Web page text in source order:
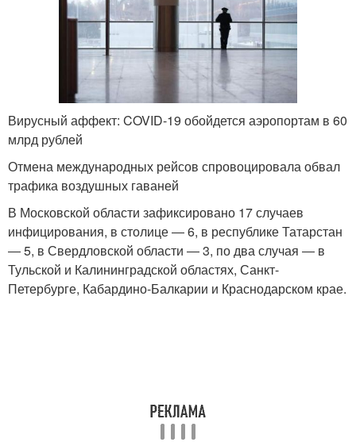
Лекарство от
коронавируса
Лекарства от
коронавируса
Лекарство против
коронавируса
Коронавирус на
Китайский коронавирус Коронавирус в мире
Случаи в россии Коронавирус в испании
Вирусный аффект: COVID-19 обойдется аэропортам в 60
млрд рублей
Отмена международных рейсов спровоцировала обвал
трафика воздушных гаваней
В Московской области зафиксировано 17 случаев
инфицирования, в столице ― 6, в республике Татарстан
― 5, в Свердловской области ― 3, по два случая ― в
Тульской и Калининградской областях, Санкт-
Петербурге, Кабардино-Балкарии и Краснодарском крае.